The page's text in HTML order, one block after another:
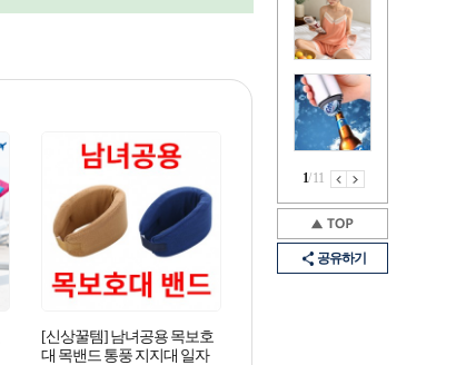
1/11
공유하기
[신상꿀템] 남녀공용 목보호
대 목밴드 통풍 지지대 일자